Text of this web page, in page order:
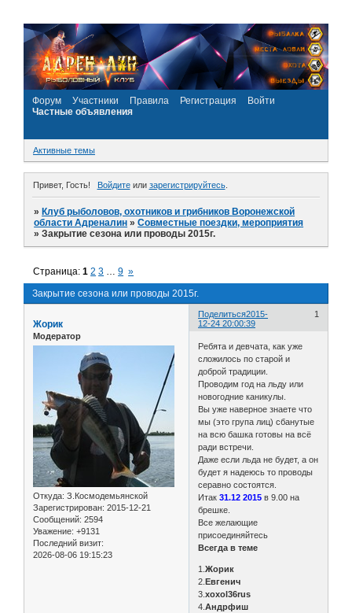
Форум Участники Правила Регистрация
Войти
Частные объявления
Активные темы
Привет, Гость! Войдитеили зарегистрируйтесь.
»Клуб рыболовов, охотников и грибников Воронежской
области Адреналин »Совместные поездки, мероприятия
»Закрытие сезона или проводы 2015г.
Закрытие сезона или проводы 2015г.
Страница:1 2 3 … 9 »
Поделиться 1
2015-
12-24 20:00:39
Жорик
Модератор
Откуда: З.Космодемьянской
Зарегистрирован: 2015-12-21
Сообщений: 2594
Уважение: +9131
Последний визит:
2026-08-06 19:15:23
Ребята и девчата, как уже
сложилось по старой и
доброй традиции.
Проводим год на льду или
новогодние каникулы.
Вы уже наверное знаете что
мы (это група лиц) сбанутые
на всю башка готовы на всё
ради встречи.
Даже если льда не будет, а он
будет я надеюсь то проводы
серавно состоятся.
Итак31.12 2015 в 9.00 на
брешке.
Все желающие
присоединяйтесь
Всегда в теме
1.Жорик
2. Евгенич
3.xoxol36rus
4.Андрфиш